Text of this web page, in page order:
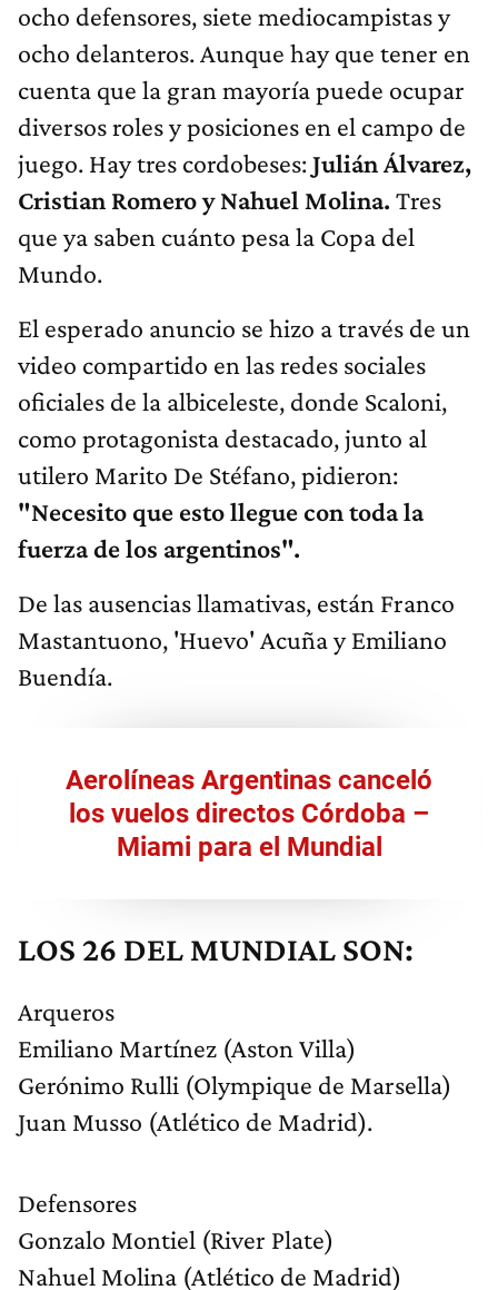
ocho defensores, siete mediocampistas y
ocho delanteros. Aunque hay que tener en
cuenta que la gran mayoría puede ocupar
diversos roles y posiciones en el campo de
juego. Hay tres cordobeses:Julián Álvarez,
Cristian Romero y Nahuel Molina. Tres
que ya saben cuánto pesa la Copa del
Mundo.
El esperado anuncio se hizo a través de un
video compartido en las redes sociales
oficiales de la albiceleste, donde Scaloni,
como protagonista destacado, junto al
utilero Marito De Stéfano, pidieron:
"Necesito que esto llegue con toda la
fuerza de los argentinos".
De las ausencias llamativas, están Franco
Mastantuono, 'Huevo' Acuña y Emiliano
Buendía.
Aerolíneas Argentinas canceló
los vuelos directos Córdoba –
Miami para el Mundial
LOS 26 DEL MUNDIAL SON:
Arqueros
Emiliano Martínez (Aston Villa)
Gerónimo Rulli (Olympique de Marsella)
Juan Musso (Atlético de Madrid).
Defensores
Gonzalo Montiel (River Plate)
Nahuel Molina (Atlético de Madrid)